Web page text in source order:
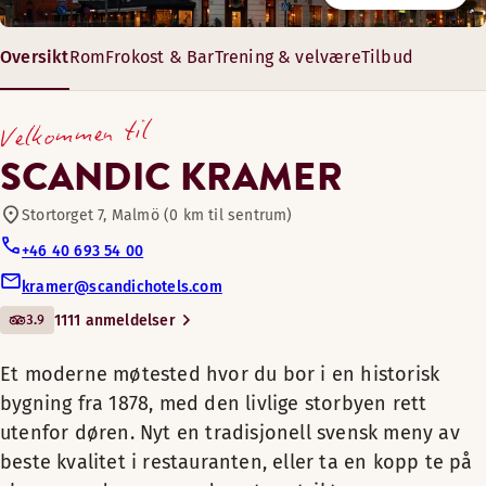
OversiktRomFrokost & BarTrening & velværeTilbud
til
SCANDIC KRAMER
Stortorget 7, Malmö (0 km til sentrum)
+46 40 693 54 00
kramer@scandichotels.com
3.9 1111 anmeldelser
Et moderne møtested hvor du bor i en historisk
bygning fra 1878, med den livlige storbyen rett
utenfor døren. Nyt en tradisjonell svensk meny av
beste kvalitet i restauranten, eller ta en kopp te på
Restaurant
Sykler til utlån
Bar
Kjæledyrvennlige rom
Treningsrom
Badstue
Utendørsterrasse
Et moderne møtested hvor
du bor i en historisk bygning
fra 1878, med den livlige
storbyen rett utenfor døren.
Nyt en tradisjonell svensk
meny av beste kvalitet i
restauranten, eller ta en
kopp te på glassverandaen
mens du nyter utsikten over
Stortorget.
Hotell Scandic Kramer ligger i en
flott bygning fra 1878. Hotellet er
renovert med tanke på å
beholde sjarmen fra 1800-tallet.
Mandag-fredag: Alltid åpent
Badstue
Felles badstue
Åpningstider
Bar
Åpningstider
BAR
Bo i et av tårnene på hotellet. Et stort oppholdsrom med